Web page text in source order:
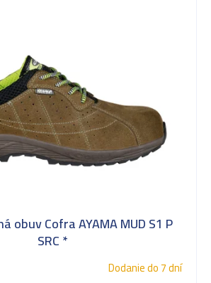
obuv Cofra AYAMA MUD S1 P
SRC *
Dodanie do 7 dní